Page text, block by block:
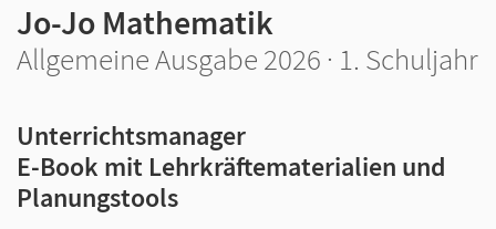
Jo-Jo Mathematik
Allgemeine Ausgabe 2026 · 1. Schuljahr
Unterrichtsmanager
E-Book mit Lehrkräftematerialien und
Planungstools